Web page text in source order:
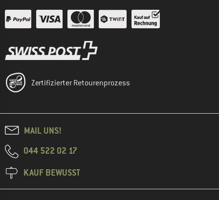
Zertifizierter Retourenprozess
MAIL UNS!
044 522 02 17
KAUF BEWUSST